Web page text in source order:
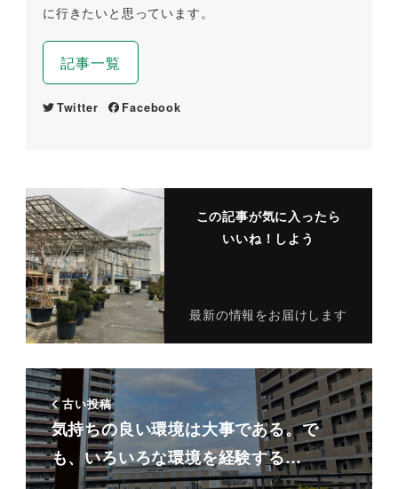
に行きたいと思っています。
記事一覧
Twitter Facebook
この記事が気に入ったら
いいね！しよう
最新の情報をお届けします
古い投稿
気持ちの良い環境は大事である。で
も、いろいろな環境を経験する…